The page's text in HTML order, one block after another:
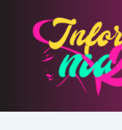
contenido